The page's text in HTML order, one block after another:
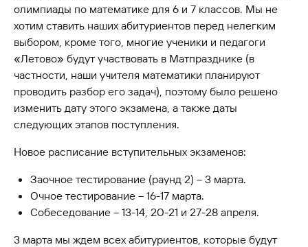
олимпиады по математике для 6 и 7 классов. Мы не
хотим ставить наших абитуриентов перед нелегким
выбором, кроме того, многие ученики и педагоги
«Летово» будут участвовать в Матпразднике (в
частности, наши учителя математики планируют
проводить разбор его задач), поэтому было решено
изменить дату этого экзамена, а также даты
следующих этапов поступления.
Новое расписание вступительных экзаменов:
Заочное тестирование (раунд 2) – 3 марта.
Очное тестирование – 16-17 марта.
Собеседование – 13-14, 20-21 и 27-28 апреля.
3 марта мы ждем всех абитуриентов, которые будут